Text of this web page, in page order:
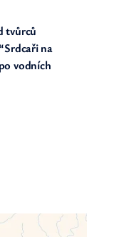
tvůrců
na
vodních